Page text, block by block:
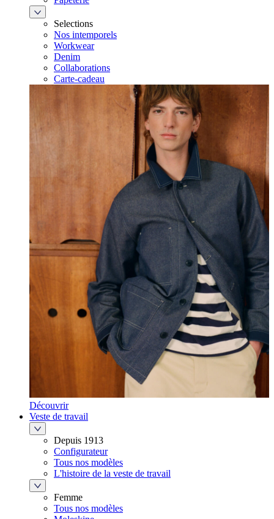
Selections
Nos intemporels
Workwear
Denim
Collaborations
Carte-cadeau
Découvrir
Veste de travail
Depuis 1913
Configurateur
Tous nos modèles
L'histoire de la veste de travail
Femme
Tous nos modèles